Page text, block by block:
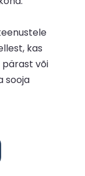
kas
pärast või
sooja